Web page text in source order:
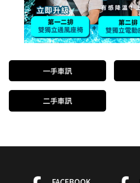
一手車訊
二手車訊